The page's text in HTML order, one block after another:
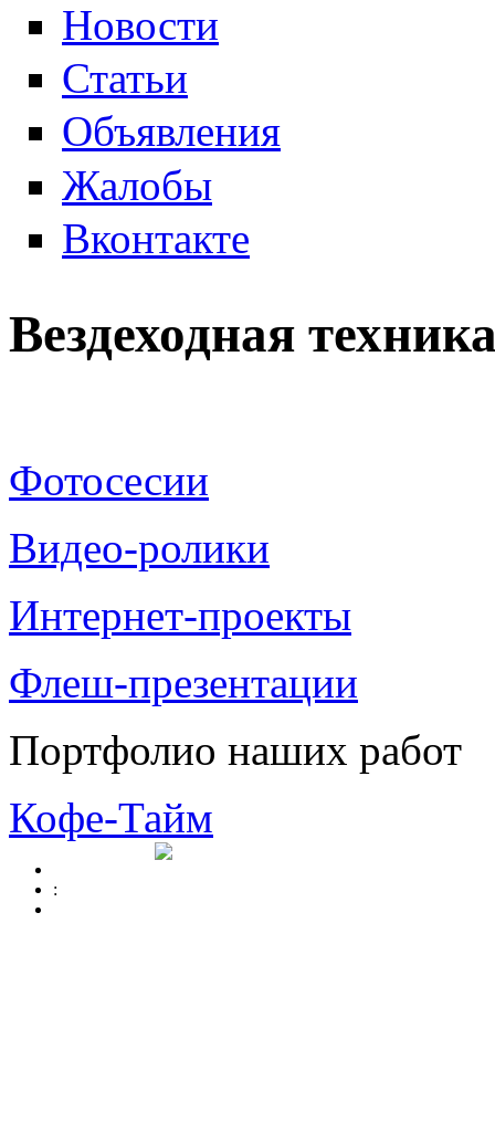
Новости
Статьи
Объявления
Жалобы
Вконтакте
Вездеходная
Фотосесии
Видео-ролики
Интернет-проекты
Флеш-презентации
Портфолио наших работ
Кофе-Тайм
: